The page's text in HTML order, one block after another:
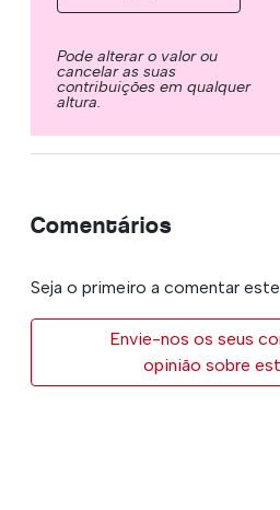
Pode alterar o valor ou
cancelar as suas
contribuições em qualquer
altura.
Comentários
Seja o primeiro a comentar
Envie-nos os seus
opinião sobre